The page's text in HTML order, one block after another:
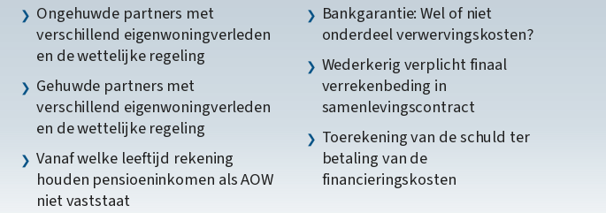
Ongehuwde partners met
verschillend eigenwoningverleden
en de wettelijke regeling
Gehuwde partners met
verschillend eigenwoningverleden
en de wettelijke regeling
Vanaf welke leeftijd rekening
houden pensioeninkomen als AOW
niet vaststaat
Bankgarantie: Wel of niet
onderdeel verwervingskosten?
Wederkerig verplicht finaal
verrekenbeding in
samenlevingscontract
Toerekening van de schuld ter
betaling van de
financieringskosten